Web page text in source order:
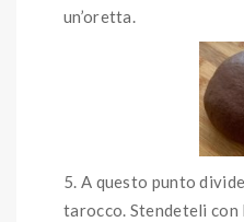
un’oretta.
A questo punto
tarocco. Stendeteli con